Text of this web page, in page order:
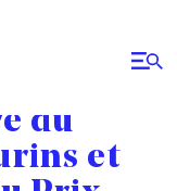
du
et